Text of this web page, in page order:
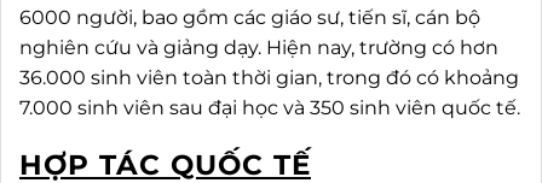
6000 người, bao gồm các giáo sư, tiến sĩ, cán bộ
nghiên cứu và giảng dạy. Hiện nay, trường có hơn
36.000 sinh viên toàn thời gian, trong đó có khoảng
7.000 sinh viên sau đại học và 350 sinh viên quốc tế.
HỢP TÁC QUỐC TẾ